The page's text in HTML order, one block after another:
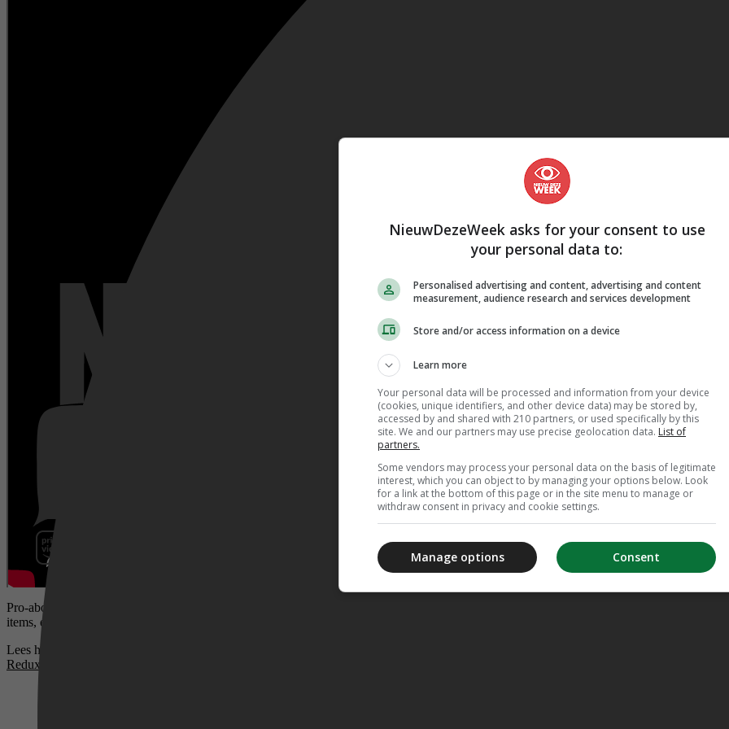
Pro-abonnees krijgen Crayta gratis aan hun Stadia-bibliotheek toegevoegd, dat is de Premium Edition, want Crayta verschijnt in twee
items, een XP boost en duizend Crayta Credits die je in game kunt gebruiken om cosmetische upgrades te kopen.
Lees hier
Redux die ook op Google Stadia zal uitkomen
NieuwDezeWeek asks for your consent to use
your personal data to:
Personalised advertising and content, advertising and content
measurement, audience research and services development
Store and/or access information on a device
Learn more
Your personal data will be processed and information from your device
(cookies, unique identifiers, and other device data) may be stored by,
accessed by and shared with 210 partners, or used specifically by this
site. We and our partners may use precise geolocation data. List of
partners.
Some vendors may process your personal data on the basis of legitimate
interest, which you can object to by managing your options below. Look
for a link at the bottom of this page or in the site menu to manage or
withdraw consent in privacy and cookie settings.
Consent
Manage options